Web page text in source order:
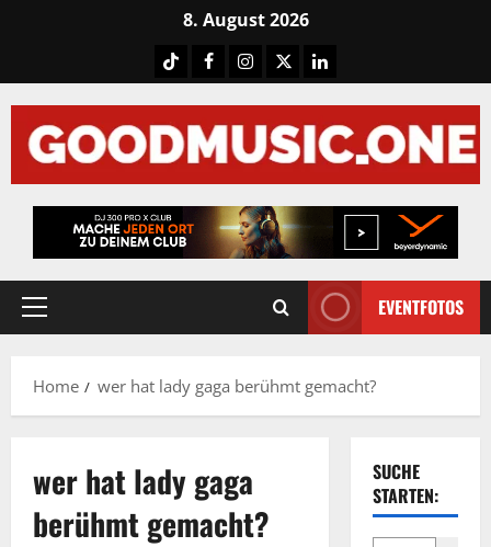
8. August 2026
TiktokFacebook
Instagram
X LinkedIN
Primary
EVENTFOTOS
Home wer hat lady gaga berühmt gemacht?
wer hat lady gaga
berühmt gemacht?
SUCHE
STARTEN: